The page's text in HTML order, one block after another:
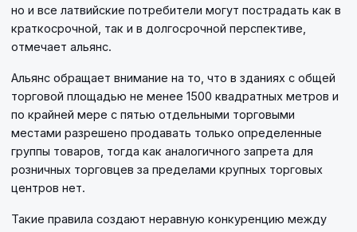
но и все латвийские потребители могут пострадать как в
краткосрочной, так и в долгосрочной перспективе,
отмечает альянс.
Альянс обращает внимание на то, что в зданиях с общей
торговой площадью не менее 1500 квадратных метров и
по крайней мере с пятью отдельными торговыми
местами разрешено продавать только определенные
группы товаров, тогда как аналогичного запрета для
розничных торговцев за пределами крупных торговых
центров нет.
Такие правила создают неравную конкуренцию между